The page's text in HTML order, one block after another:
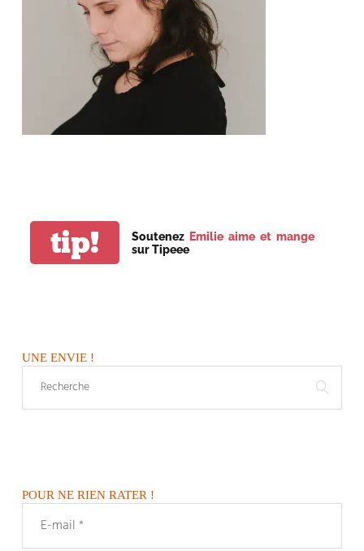
tip! Soutenez Emilie aime et mange
sur Tipeee
UNE ENVIE !
POUR NE RIEN RATER !